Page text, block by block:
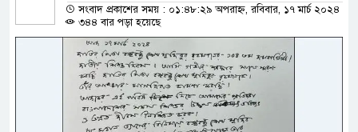
সংবাদ প্রকাশের সময় : ০১:৪৮:২৯ অপরাহ্ন, রবিবার, ১৭ মার্চ ২০২৪
৩৪৪ বার পড়া হয়েছে